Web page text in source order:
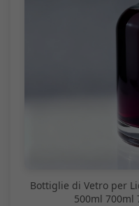
Bottiglie di Vetro per
500ml 700ml